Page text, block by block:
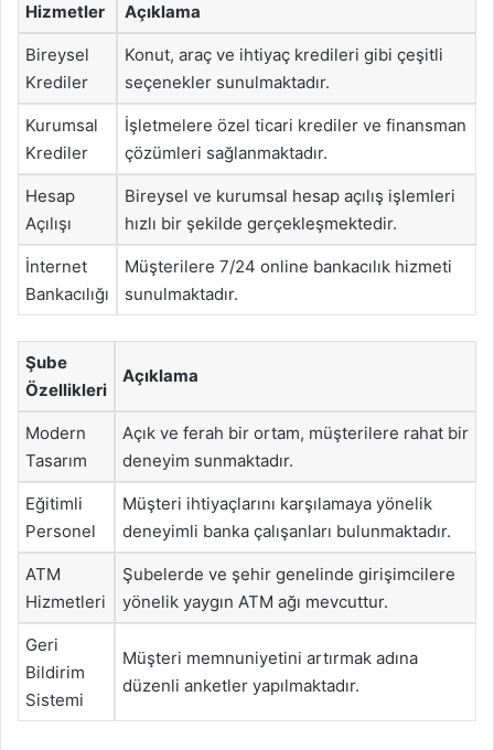
Hizmetler Açıklama
Bireysel
Krediler
Konut, araç ve ihtiyaç kredileri gibi çeşitli
seçenekler sunulmaktadır.
Kurumsal
Krediler
İşletmelere özel ticari krediler ve finansman
çözümleri sağlanmaktadır.
Hesap
Açılışı
Bireysel ve kurumsal hesap açılış işlemleri
hızlı bir şekilde gerçekleşmektedir.
İnternet
Bankacılığı
Müşterilere 7/24 online bankacılık hizmeti
sunulmaktadır.
Şube
Özellikleri
Açıklama
Modern
Tasarım
Açık ve ferah bir ortam, müşterilere rahat bir
deneyim sunmaktadır.
Eğitimli
Personel
Müşteri ihtiyaçlarını karşılamaya yönelik
deneyimli banka çalışanları bulunmaktadır.
ATM
Hizmetleri
Şubelerde ve şehir genelinde girişimcilere
yönelik yaygın ATM ağı mevcuttur.
Geri
Bildirim
Sistemi
Müşteri memnuniyetini artırmak adına
düzenli anketler yapılmaktadır.